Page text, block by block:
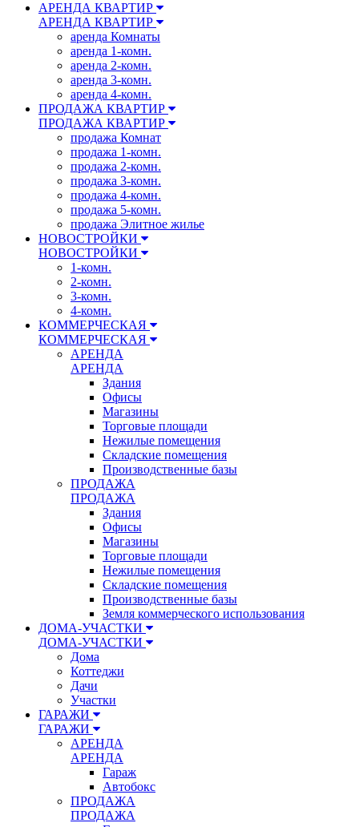
АРЕНДА КВАРТИР
АРЕНДА КВАРТИР
аренда Комнаты
аренда 1-комн.
аренда 2-комн.
аренда 3-комн.
аренда 4-комн.
ПРОДАЖА КВАРТИР
ПРОДАЖА КВАРТИР
продажа Комнат
продажа 1-комн.
продажа 2-комн.
продажа 3-комн.
продажа 4-комн.
продажа 5-комн.
продажа Элитное жилье
НОВОСТРОЙКИ
НОВОСТРОЙКИ
1-комн.
2-комн.
3-комн.
4-комн.
КОММЕРЧЕСКАЯ
КОММЕРЧЕСКАЯ
АРЕНДА
АРЕНДА
Здания
Офисы
Магазины
Торговые площади
Нежилые помещения
Складские помещения
Производственные базы
ПРОДАЖА
ПРОДАЖА
Здания
Офисы
Магазины
Торговые площади
Нежилые помещения
Складские помещения
Производственные базы
Земля коммерческого использования
ДОМА-УЧАСТКИ
ДОМА-УЧАСТКИ
Дома
Коттеджи
Дачи
Участки
ГАРАЖИ
ГАРАЖИ
АРЕНДА
АРЕНДА
Гараж
Автобокс
ПРОДАЖА
ПРОДАЖА